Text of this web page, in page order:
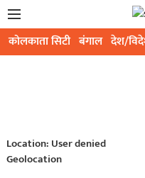
कोलकाता सिटी बंगाल देश/
Location: User denied
Geolocation